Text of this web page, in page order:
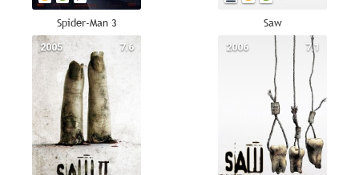
Spider-Man 3 Saw
7.6
2005 7.1
2006